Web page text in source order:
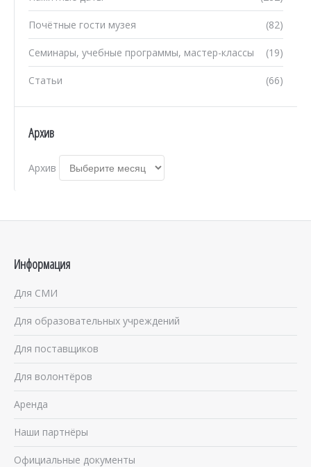
(82)
Почётные гости музея
(19)
Семинары, учебные программы, мастер-классы
(66)
Статьи
Архив
Архив
Информация
Для СМИ
Для образовательных учреждений
Для поставщиков
Для волонтёров
Аренда
Наши партнёры
Официальные документы